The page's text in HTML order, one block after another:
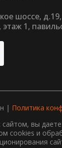
шоссе,
1,
| Политика
вы даете
cookies и